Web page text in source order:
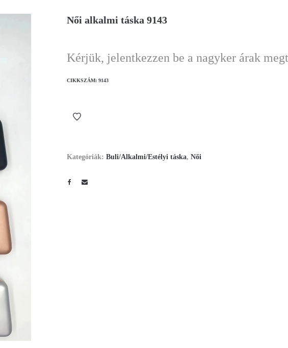
Női alkalmi táska 9143
Kérjük, jelentkezzen be a nagyker árak
CIKKSZÁM: 9143
Kategóriák: Buli/Alkalmi/Estélyi táska, Női